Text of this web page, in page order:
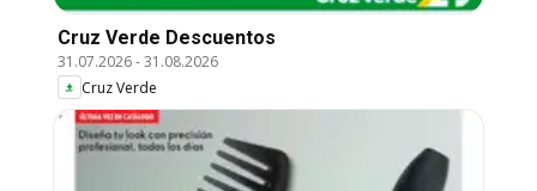
Cruz Verde Descuentos
31.07.2026-31.08.2026
Cruz Verde